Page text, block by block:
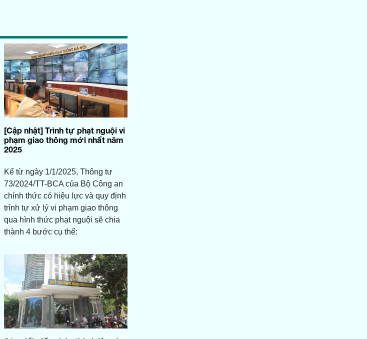
[Cập nhật] Trình tự phạt nguội vi
phạm giao thông mới nhất năm
2025
Kể từ ngày 1/1/2025, Thông tư
73/2024/TT-BCA của Bộ Công an
chính thức có hiệu lực và quy định
trình tự xử lý vi phạm giao thông
qua hình thức phạt nguội sẽ chia
thành 4 bước cụ thể: